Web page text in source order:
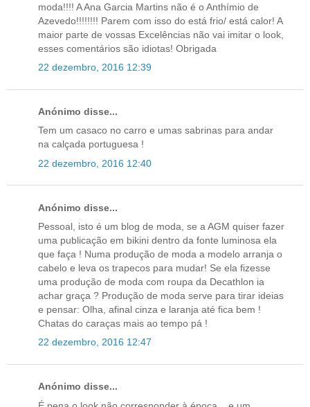
moda!!!! A Ana Garcia Martins não é o Anthímio de
Azevedo!!!!!!!! Parem com isso do está frio/ está calor! A
maior parte de vossas Excelências não vai imitar o look,
esses comentários são idiotas! Obrigada
22 dezembro, 2016 12:39
Anónimo disse...
Tem um casaco no carro e umas sabrinas para andar
na calçada portuguesa !
22 dezembro, 2016 12:40
Anónimo disse...
Pessoal, isto é um blog de moda, se a AGM quiser fazer
uma publicação em bikini dentro da fonte luminosa ela
que faça ! Numa produção de moda a modelo arranja o
cabelo e leva os trapecos para mudar! Se ela fizesse
uma produção de moda com roupa da Decathlon ia
achar graça ? Produção de moda serve para tirar ideias
e pensar: Olha, afinal cinza e laranja até fica bem !
Chatas do caraças mais ao tempo pá !
22 dezembro, 2016 12:47
Anónimo disse...